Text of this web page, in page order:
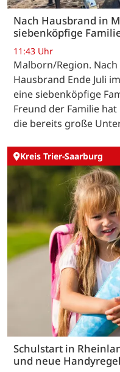
Nach Hausbrand in
siebenköpfige
11:43 Uhr
Malborn/Region.
Hausbrand Ende Juli
eine siebenköpfige
Freund der Familie
die bereits große
Kreis Trier-Saarburg
Schulstart in
und neue